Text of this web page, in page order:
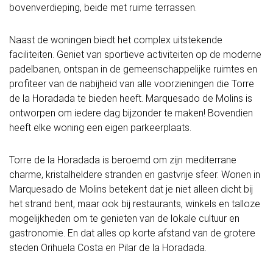
bovenverdieping, beide met ruime terrassen.
Naast de woningen biedt het complex uitstekende
faciliteiten. Geniet van sportieve activiteiten op de moderne
padelbanen, ontspan in de gemeenschappelijke ruimtes en
profiteer van de nabijheid van alle voorzieningen die Torre
de la Horadada te bieden heeft. Marquesado de Molins is
ontworpen om iedere dag bijzonder te maken! Bovendien
heeft elke woning een eigen parkeerplaats.
Torre de la Horadada is beroemd om zijn mediterrane
charme, kristalheldere stranden en gastvrije sfeer. Wonen in
Marquesado de Molins betekent dat je niet alleen dicht bij
het strand bent, maar ook bij restaurants, winkels en talloze
mogelijkheden om te genieten van de lokale cultuur en
gastronomie. En dat alles op korte afstand van de grotere
steden Orihuela Costa en Pilar de la Horadada.